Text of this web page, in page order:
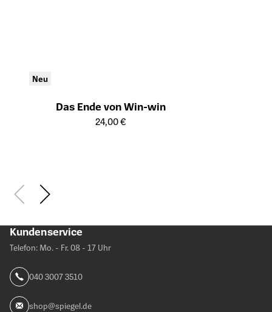
Neu
Das Ende von Win-win
Öffnet die Detailseite des Produkts
24,00 €
Kundenservice
Telefon: Mo. - Fr. 08 - 17 Uhr
040 3007 3510
shop@spiegel.de